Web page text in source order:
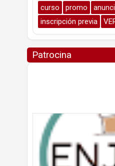
curso
promo
inscripción previa
Patrocina